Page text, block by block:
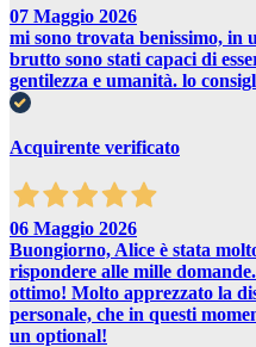
07 Maggio 2026
mi sono trovata benissimo, in
brutto sono stati capaci di
gentilezza e umanità. lo
Acquirente verificato
06 Maggio 2026
Buongiorno, Alice è stata
rispondere alle mille
ottimo! Molto apprezzato la
personale, che in questi
un optional!